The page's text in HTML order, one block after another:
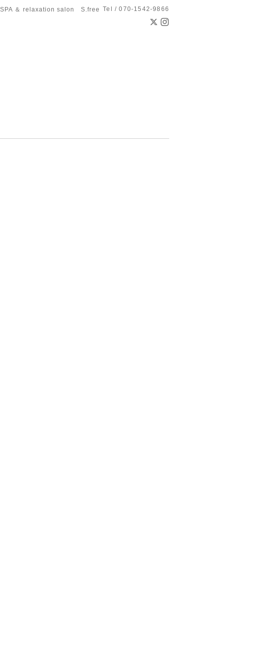
＆ relaxation salon S.free Tel / 070-1542-9866